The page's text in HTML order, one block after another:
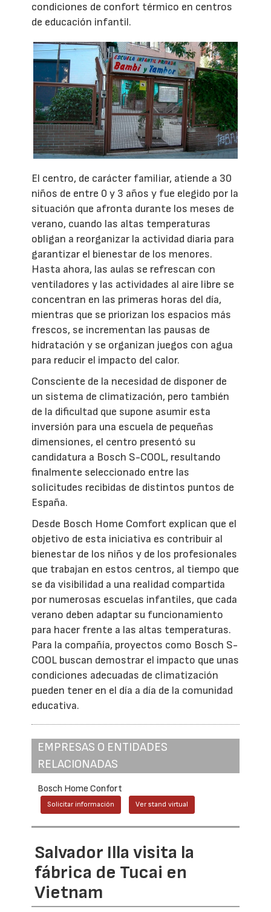
condiciones de confort térmico en centros
de educación infantil.
El centro, de carácter familiar, atiende a 30
niños de entre 0 y 3 años y fue elegido por la
situación que afronta durante los meses de
verano, cuando las altas temperaturas
obligan a reorganizar la actividad diaria para
garantizar el bienestar de los menores.
Hasta ahora, las aulas se refrescan con
ventiladores y las actividades al aire libre se
concentran en las primeras horas del día,
mientras que se priorizan los espacios más
frescos, se incrementan las pausas de
hidratación y se organizan juegos con agua
para reducir el impacto del calor.
Consciente de la necesidad de disponer de
un sistema de climatización, pero también
de la dificultad que supone asumir esta
inversión para una escuela de pequeñas
dimensiones, el centro presentó su
candidatura a Bosch S-COOL, resultando
finalmente seleccionado entre las
solicitudes recibidas de distintos puntos de
España.
Desde Bosch Home Comfort explican que el
objetivo de esta iniciativa es contribuir al
bienestar de los niños y de los profesionales
que trabajan en estos centros, al tiempo que
se da visibilidad a una realidad compartida
por numerosas escuelas infantiles, que cada
verano deben adaptar su funcionamiento
para hacer frente a las altas temperaturas.
Para la compañía, proyectos como Bosch S-
COOL buscan demostrar el impacto que unas
condiciones adecuadas de climatización
pueden tener en el día a día de la comunidad
educativa.
EMPRESAS O ENTIDADES
RELACIONADAS
Bosch Home Confort
Solicitar información Ver stand virtual
Salvador Illa visita la
fábrica de Tucai en
Vietnam